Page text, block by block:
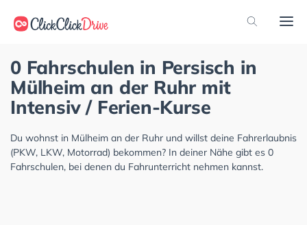
0 Fahrschulen in Persisch in
Mülheim an der Ruhr mit
Intensiv / Ferien-Kurse
Du wohnst in Mülheim an der Ruhr und willst deine Fahrerlaubnis
(PKW, LKW, Motorrad) bekommen? In deiner Nähe gibt es 0
Fahrschulen, bei denen du Fahrunterricht nehmen kannst.